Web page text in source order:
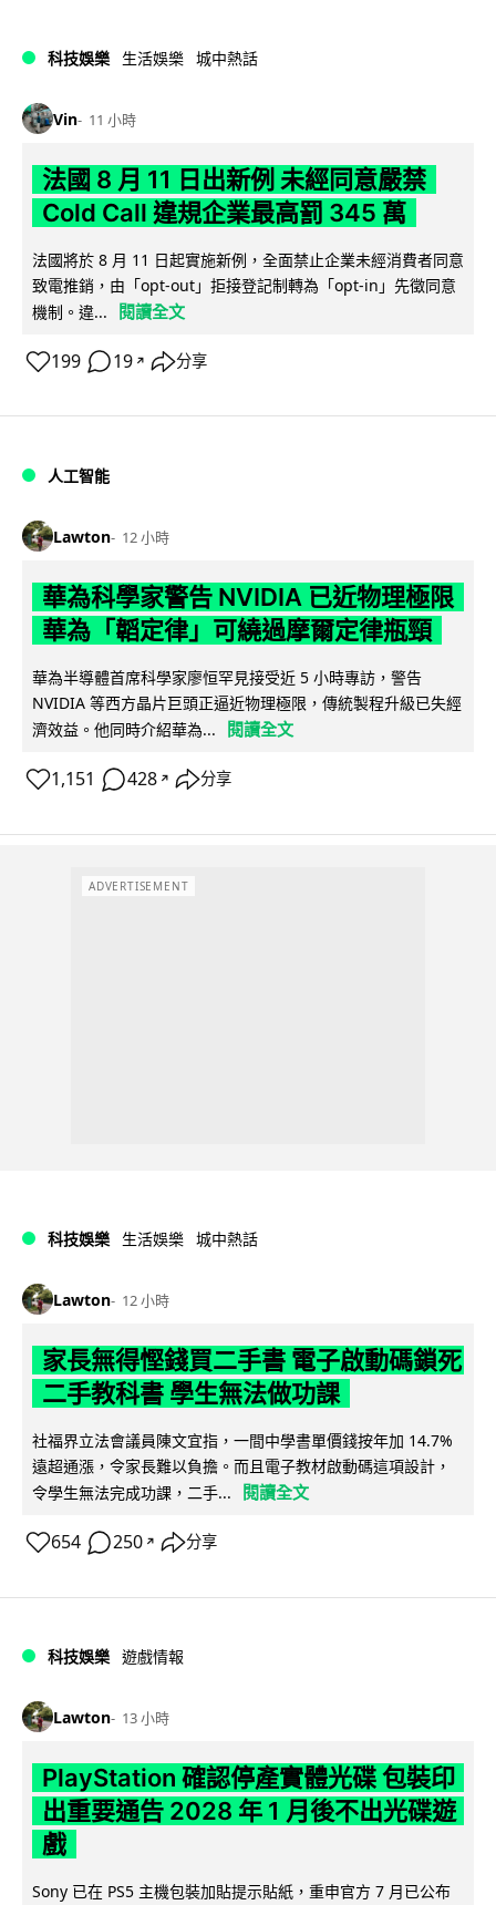
科技娛樂 生活娛樂 城中熱話
Vin 11 小時
法國 8 月 11 日出新例 未經同意嚴禁
Cold Call 違規企業最高罰 345 萬
法國將於 8 月 11 日起實施新例，全面禁止企業未經消費者同意
致電推銷，由「opt-out」拒接登記制轉為「opt-in」先徵同意
機制。違...
閱讀全文
199 19 ↗ 分享
人工智能
Lawton 12 小時
華為科學家警告 NVIDIA 已近物理極限
華為「韜定律」可繞過摩爾定律瓶頸
華為半導體首席科學家廖恒罕見接受近 5 小時專訪，警告
NVIDIA 等西方晶片巨頭正逼近物理極限，傳統製程升級已失經
濟效益。他同時介紹華為...
閱讀全文
1,151 428 ↗ 分享
ADVERTISEMENT
科技娛樂 生活娛樂 城中熱話
Lawton 12 小時
家長無得慳錢買二手書 電子啟動碼鎖死
二手教科書 學生無法做功課
社福界立法會議員陳文宜指，一間中學書單價錢按年加 14.7%
遠超通漲，令家長難以負擔。而且電子教材啟動碼這項設計，
令學生無法完成功課，二手...
閱讀全文
654 250 ↗ 分享
科技娛樂 遊戲情報
Lawton 13 小時
PlayStation 確認停產實體光碟 包裝印
出重要通告 2028 年 1 月後不出光碟遊
戲
Sony 已在 PS5 主機包裝加貼提示貼紙，重申官方 7 月已公布